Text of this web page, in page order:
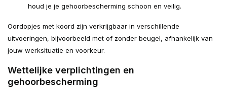
houd je je gehoorbescherming schoon en veilig.
Oordopjes met koord zijn verkrijgbaar in verschillende
uitvoeringen, bijvoorbeeld met of zonder beugel, afhankelijk van
jouw werksituatie en voorkeur.
Wettelijke verplichtingen en
gehoorbescherming